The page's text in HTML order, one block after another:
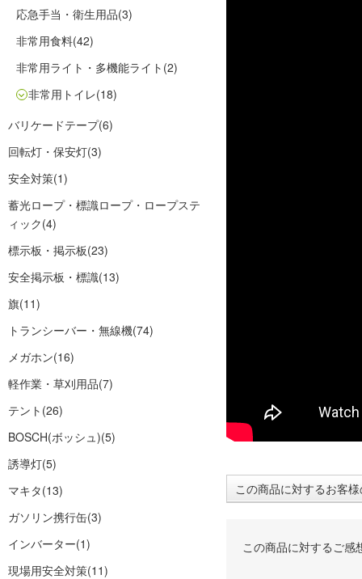
応急手当・衛生用品(3)
非常用食料(42)
非常用ライト・多機能ライト (2)
非常用トイレ(18)
バリケードテープ(6)
回転灯・保安灯(3)
安全対策(1)
蓄光ロープ・標識ロープ・ロープステ
ィック(4)
標示板・掲示板(23)
安全掲示板・標識(13)
旗(11)
トランシーバー・無線機(74)
メガホン(16)
軽作業・草刈用品(7)
テント (26)
BOSCH(ボッシュ)(5)
誘導灯(5)
マキタ(13)
ガソリン携行缶(3)
インバーター(1)
現場用安全対策(11)
この商品に対するお客
この商品に対するご感